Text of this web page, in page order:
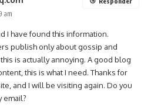
am
I have found this information.
publish only about gossip and
is actually annoying. A good blog
this is what I need. Thanks for
and I will be visiting again. Do you
email?